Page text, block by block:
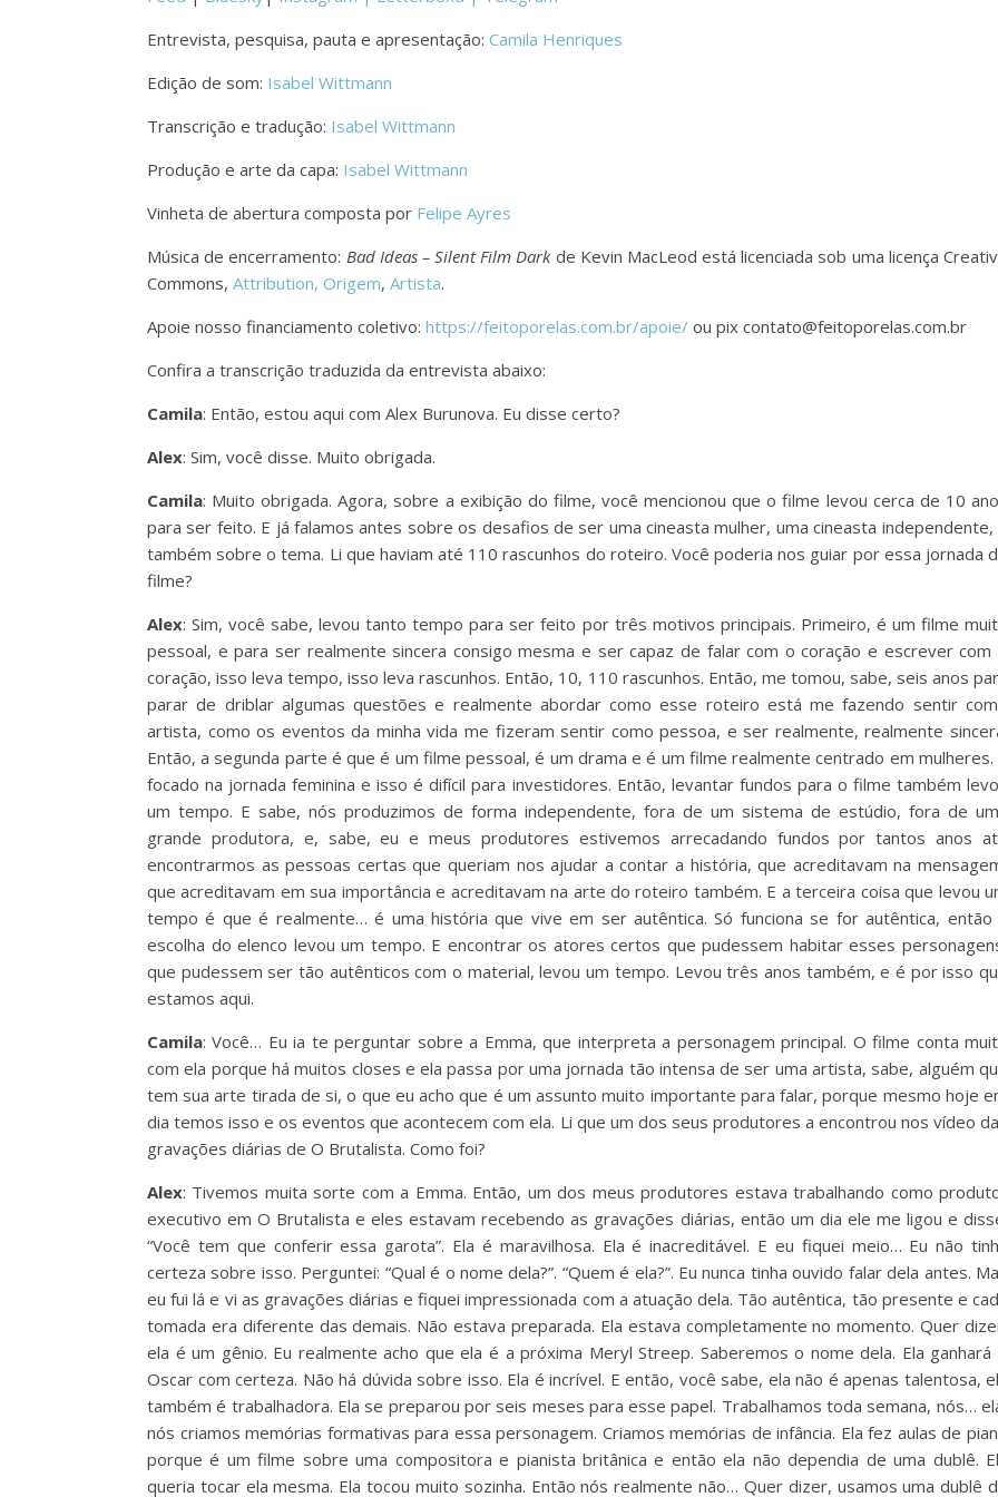
Entrevista, pesquisa, pauta e apresentação: Camila Henriques
Edição de som: Isabel Wittmann
Transcrição e tradução: Isabel Wittmann
Produção e arte da capa: Isabel Wittmann
Vinheta de abertura composta por Felipe Ayres
Música de encerramento: Bad Ideas – Silent Film Darkde Kevin MacLeod está licenciada sob uma licença
Commons, Attribution, Origem, Artista.
Apoie nosso financiamento coletivo: https://feitoporelas.com.br/apoie/ ou pix contato@feitoporelas.com.br
Confira a transcrição traduzida da entrevista abaixo:
Camila: Então, estou aqui com Alex Burunova. Eu disse certo?
Alex: Sim, você disse. Muito obrigada.
Camila: Muito obrigada. Agora, sobre a exibição do filme, você mencionou que o filme levou cerca de 10
para ser feito. E já falamos antes sobre os desafios de ser uma cineasta mulher, uma cineasta independente,
também sobre o tema. Li que haviam até 110 rascunhos do roteiro. Você poderia nos guiar por essa jornada
filme?
Alex: Sim, você sabe, levou tanto tempo para ser feito por três motivos principais. Primeiro, é um filme
pessoal, e para ser realmente sincera consigo mesma e ser capaz de falar com o coração e escrever com
coração, isso leva tempo, isso leva rascunhos. Então, 10, 110 rascunhos. Então, me tomou, sabe, seis anos
parar de driblar algumas questões e realmente abordar como esse roteiro está me fazendo sentir
artista, como os eventos da minha vida me fizeram sentir como pessoa, e ser realmente, realmente
Então, a segunda parte é que é um filme pessoal, é um drama e é um filme realmente centrado em mulheres.
focado na jornada feminina e isso é difícil para investidores. Então, levantar fundos para o filme também
um tempo. E sabe, nós produzimos de forma independente, fora de um sistema de estúdio, fora de
grande produtora, e, sabe, eu e meus produtores estivemos arrecadando fundos por tantos anos
encontrarmos as pessoas certas que queriam nos ajudar a contar a história, que acreditavam na
que acreditavam em sua importância e acreditavam na arte do roteiro também. E a terceira coisa que levou
tempo é que é realmente… é uma história que vive em ser autêntica. Só funciona se for autêntica, então
escolha do elenco levou um tempo. E encontrar os atores certos que pudessem habitar esses
que pudessem ser tão autênticos com o material, levou um tempo. Levou três anos também, e é por isso
estamos aqui.
Camila: Você… Eu ia te perguntar sobre a Emma, ​​que interpreta a personagem principal. O filme conta
com ela porque há muitos closes e ela passa por uma jornada tão intensa de ser uma artista, sabe, alguém
tem sua arte tirada de si, o que eu acho que é um assunto muito importante para falar, porque mesmo hoje
dia temos isso e os eventos que acontecem com ela. Li que um dos seus produtores a encontrou nos vídeo
gravações diárias de O Brutalista. Como foi?
Alex: Tivemos muita sorte com a Emma. Então, um dos meus produtores estava trabalhando como
executivo em O Brutalista e eles estavam recebendo as gravações diárias, então um dia ele me ligou e
“Você tem que conferir essa garota”. Ela é maravilhosa. Ela é inacreditável. E eu fiquei meio… Eu não
certeza sobre isso. Perguntei: “Qual é o nome dela?”. “Quem é ela?”. Eu nunca tinha ouvido falar dela antes.
eu fui lá e vi as gravações diárias e fiquei impressionada com a atuação dela. Tão autêntica, tão presente e
tomada era diferente das demais. Não estava preparada. Ela estava completamente no momento. Quer
ela é um gênio. Eu realmente acho que ela é a próxima Meryl Streep. Saberemos o nome dela. Ela ganhará
Oscar com certeza. Não há dúvida sobre isso. Ela é incrível. E então, você sabe, ela não é apenas talentosa,
também é trabalhadora. Ela se preparou por seis meses para esse papel. Trabalhamos toda semana, nós…
nós criamos memórias formativas para essa personagem. Criamos memórias de infância. Ela fez aulas de
porque é um filme sobre uma compositora e pianista britânica e então ela não dependia de uma dublê.
queria tocar ela mesma. Ela tocou muito sozinha. Então nós realmente não… Quer dizer, usamos uma dublê